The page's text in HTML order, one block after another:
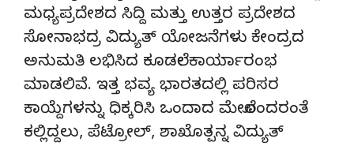
ಮಧ್ಯಪ್ರದೇಶದ ಸಿದ್ದಿ ಮತ್ತು ಉತ್ತರ ಪ್ರದೇಶದ
ಸೋನಾಭದ್ರ ವಿದ್ಯುತ್ ಯೋಜನೆಗಳು ಕೇಂದ್ರದ
ಅನುಮತಿ ಲಭಿಸಿದ ಕೂಡಲೇ ಕಾರ್ಯಾರಂಭ
ಮಾಡಲಿವೆ. ಇತ್ತ ಭವ್ಯ ಭಾರತದಲ್ಲಿ ಪರಿಸರ
ಕಾಯ್ದೆಗಳನ್ನು ಧಿಕ್ಕರಿಸಿ ಒಂದಾದ ಮೇಲೊಂದರಂತೆ
ಕಲ್ಲಿದ್ದಲು, ಪೆಟ್ರೋಲ್, ಶಾಖೊತ್ಪನ್ನ ವಿದ್ಯುತ್